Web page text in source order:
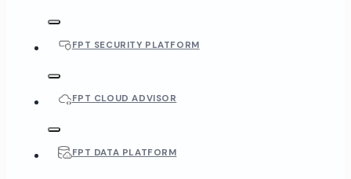
FPT SECURITY PLATFORM
FPT CLOUD ADVISOR
FPT DATA PLATFORM